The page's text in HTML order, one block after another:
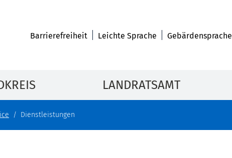
Barrierefreiheit Leichte Sprache Gebärdensprache
LANDRATSAMT
Dienstleistungen